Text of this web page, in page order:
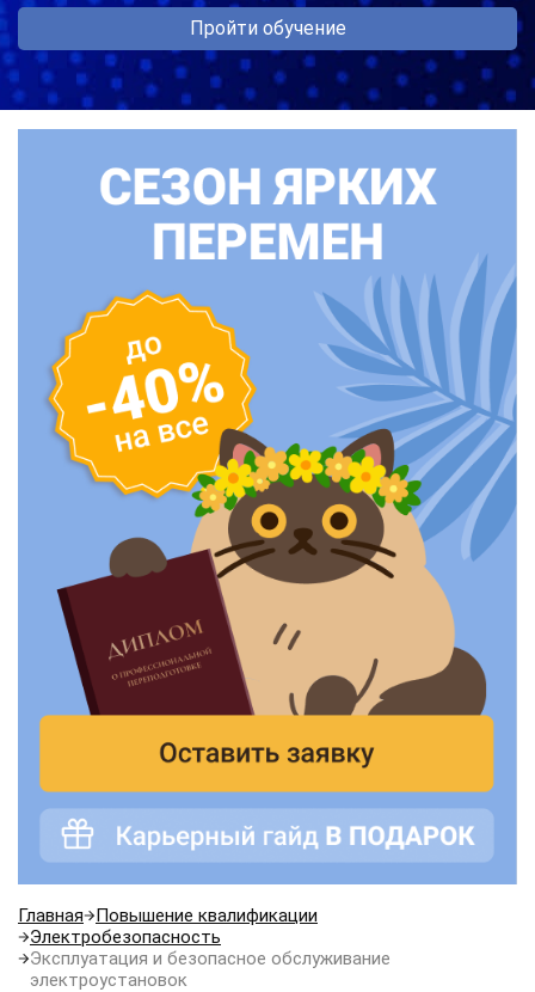
Пройти обучение
Главная
Повышение квалификации
Электробезопасность
Эксплуатация и безопасное обслуживание
электроустановок